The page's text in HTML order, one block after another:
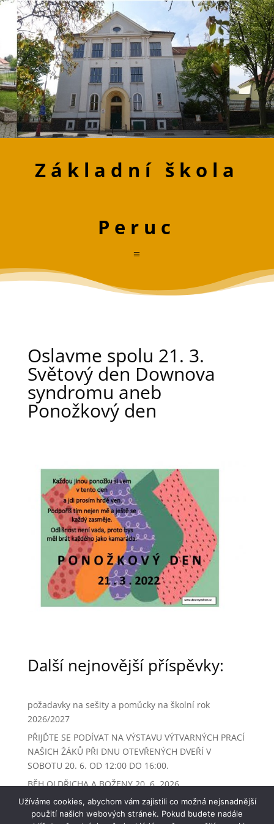
Základní škola
Peruc
Oslavme spolu 21. 3.
Světový den Downova
syndromu aneb
Ponožkový den
Další nejnovější příspěvky:
požadavky na sešity a pomůcky na školní rok
2026/2027
PŘIJĎTE SE PODÍVAT NA VÝSTAVU VÝTVARNÝCH PRACÍ
NAŠICH ŽÁKŮ PŘI DNU OTEVŘENÝCH DVEŘÍ V
SOBOTU 20. 6. OD 12:00 DO 16:00.
BĚH OLDŘICHA A BOŽENY 20. 6. 2026
ŠKOLNÍ E-SHOP OPĚT OTEVŘEN
ZMĚNA ORGANIZACE ŠKOLNÍHO ROKU
Užíváme cookies, abychom vám zajistili co možná nejsnadnější
použití našich webových stránek. Pokud budete nadále